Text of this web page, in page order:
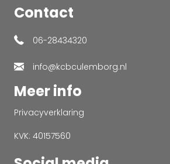
Contact
06-28434320
info@kcbculemborg.nl
Meer info
Privacyverklaring
KVK: 40157560